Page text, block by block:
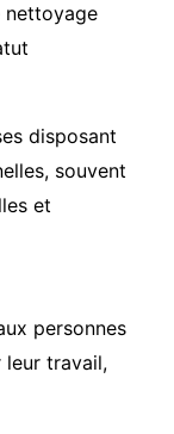
nettoyage
disposant
souvent
et
personnes
leur travail,